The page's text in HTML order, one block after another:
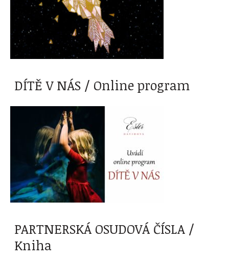
DÍTĚ V NÁS / Online program
PARTNERSKÁ OSUDOVÁ ČÍSLA /
Kniha